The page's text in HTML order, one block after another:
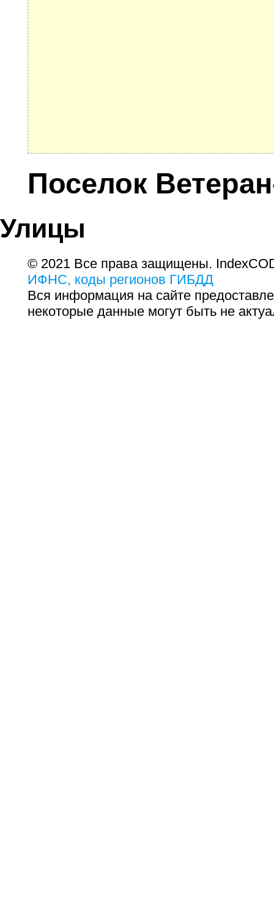
Поселок
Улицы
© 2021 Все права защищены.
ИФНС, коды регионов ГИБДД
Вся информация на сайте
некоторые данные могут быть не